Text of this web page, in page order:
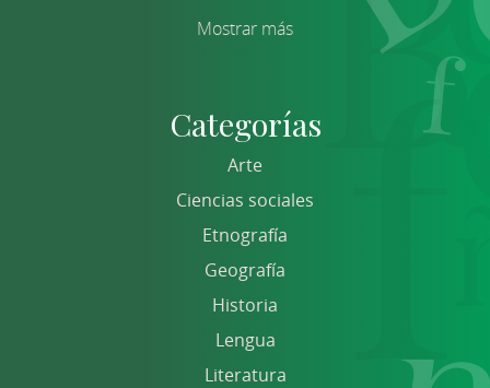
Mostrar más
Categorías
Arte
Ciencias sociales
Etnografía
Geografía
Historia
Lengua
Literatura